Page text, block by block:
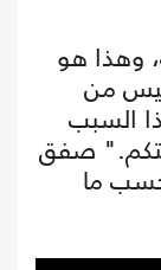
وهذا هو
من
السبب
صفق
ما